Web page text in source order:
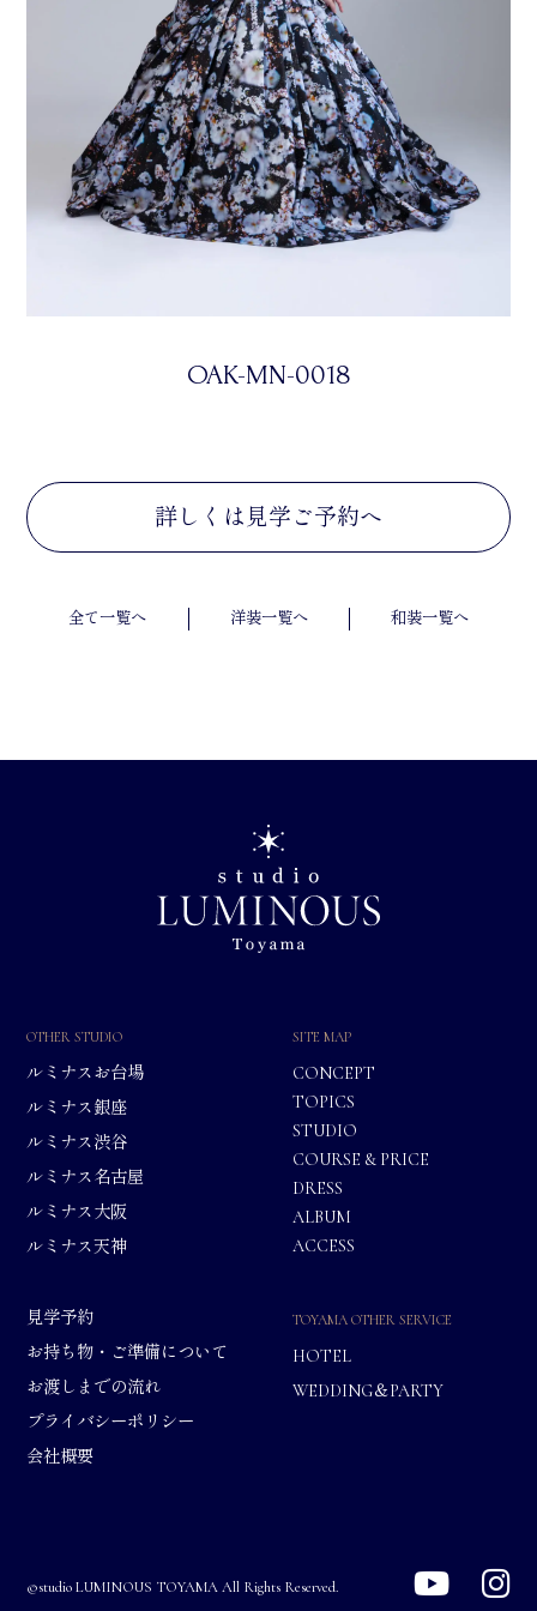
OAK-MN-0018
詳しくは見学ご予約へ
全て一覧へ 洋装一覧へ 和装一覧へ
OTHER STUDIO
ルミナスお台場
ルミナス銀座
ルミナス渋谷
ルミナス名古屋
ルミナス大阪
ルミナス天神
SITE MAP
CONCEPT
TOPICS
STUDIO
COURSE & PRICE
DRESS
ALBUM
ACCESS
見学予約
お持ち物・ご準備について
お渡しまでの流れ
プライバシーポリシー
会社概要
TOYAMA OTHER SERVICE
HOTEL
WEDDING＆PARTY
©studio LUMINOUS TOYAMA All Rights Reserved.